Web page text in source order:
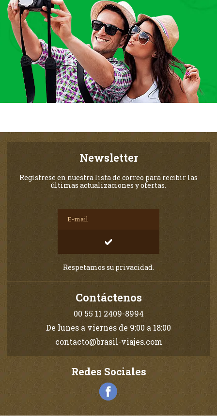
Newsletter
Regístrese en nuestra lista de correo para recibir las
últimas actualizaciones y ofertas.
Respetamos su privacidad.
Contáctenos
00 55 11 2409-8994
De lunes a viernes de 9:00 a 18:00
contacto@brasil-viajes.com
Redes Sociales